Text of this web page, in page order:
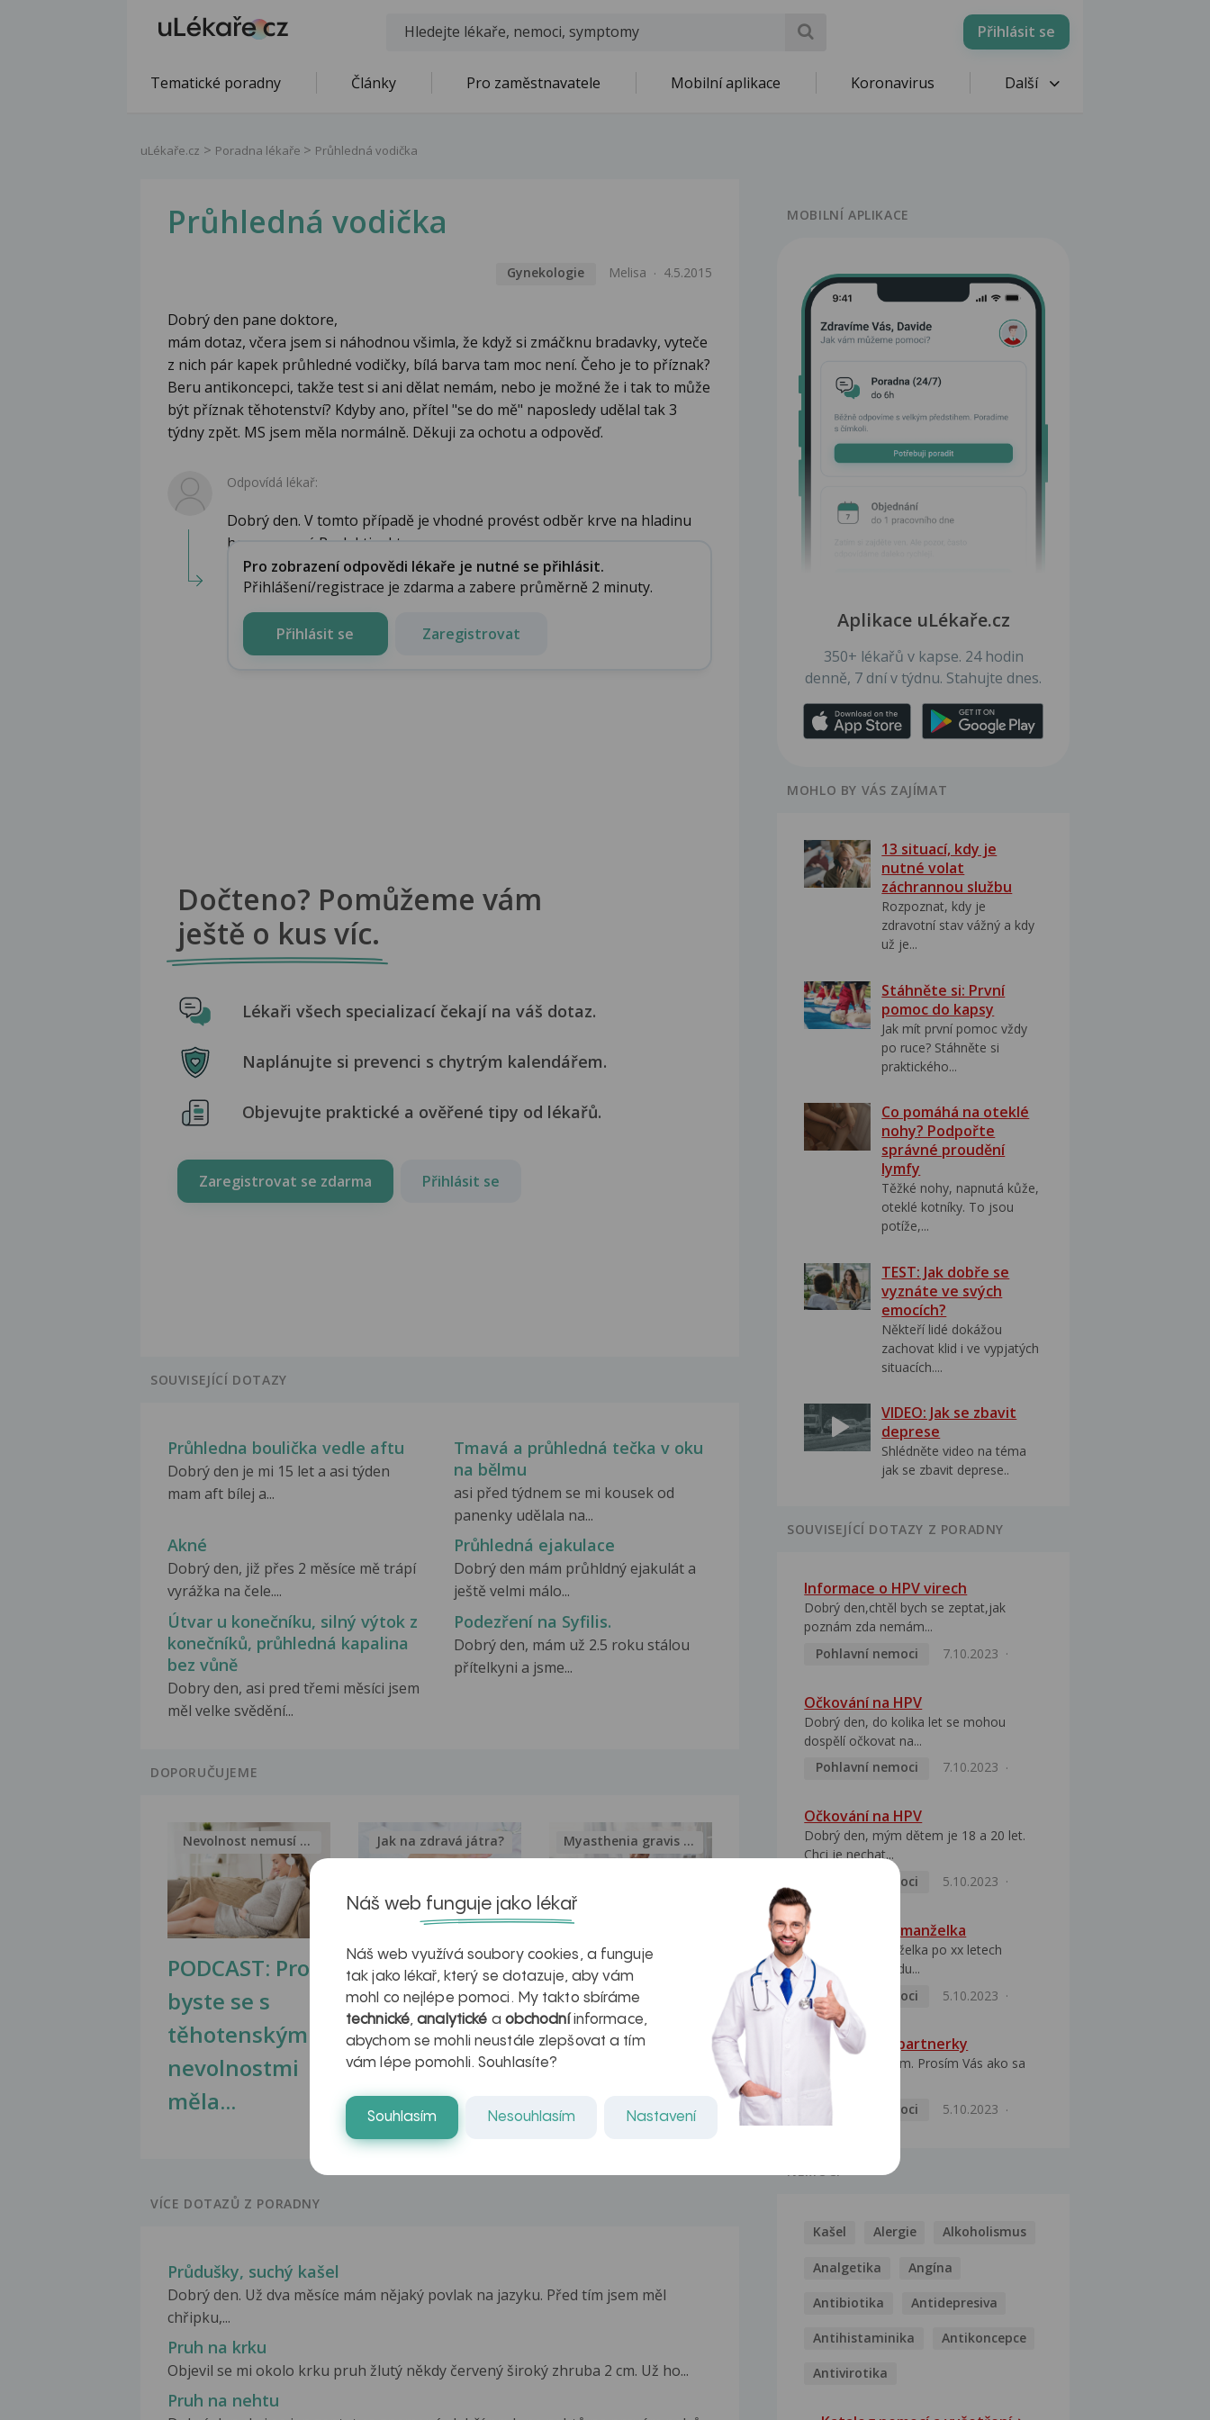
Přihlásit se
Tematické poradny Články Pro zaměstnavatele Mobilní aplikace Koronavirus Další
uLékaře.cz Poradna lékaře Průhledná vodička
Průhledná vodička
Gynekologie Melisa 4.5.2015
Dobrý den pane doktore,
mám dotaz, včera jsem si náhodnou všimla, že když si zmáčknu bradavky, vyteče
z nich pár kapek průhledné vodičky, bílá barva tam moc není. Čeho je to příznak?
Beru antikoncepci, takže test si ani dělat nemám, nebo je možné že i tak to může
být příznak těhotenství? Kdyby ano, přítel "se do mě" naposledy udělal tak 3
týdny zpět. MS jsem měla normálně. Děkuji za ochotu a odpověď.
Odpovídá lékař:
Dobrý den. V tomto případě je vhodné provést odběr krve na hladinu
hormu zvaný Prolaktin, kt...
Pro zobrazení odpovědi lékaře je nutné se přihlásit.
Přihlášení/registrace je zdarma a zabere průměrně 2 minuty.
Přihlásit se Zaregistrovat
Dočteno? Pomůžeme vám
ještě o kus víc.
Lékaři všech specializací čekají na váš dotaz.
Naplánujte si prevenci s chytrým kalendářem.
Objevujte praktické a ověřené tipy od lékařů.
Zaregistrovat se zdarma Přihlásit se
SOUVISEJÍCÍ DOTAZY
Průhledna boulička vedle aftu
Dobrý den je mi 15 let a asi týden
mam aft bílej a...
Tmavá a průhledná tečka v oku
na bělmu
asi před týdnem se mi kousek od
panenky udělala na...
Akné
Dobrý den, již přes 2 měsíce mě trápí
vyrážka na čele....
Průhledná ejakulace
Dobrý den mám průhldný ejakulát a
ještě velmi málo...
Útvar u konečníku, silný výtok z
konečníků, průhledná kapalina
bez vůně
Dobry den, asi pred třemi měsíci jsem
měl velke svědění...
Podezření na Syfilis.
Dobrý den, mám už 2.5 roku stálou
přítelkyni a jsme...
DOPORUČUJEME
PODCAST: Proč
byste se s
těhotenskými
nevolnostmi
měla...
Nevolnost nemusí být nutnou...
Ztukovatění
jater v datech a
obrazech
Jak na zdravá játra?
Inovativní
léčba
myastenie –
naděje pro ty,
Myasthenia gravis – vše, co...
VÍCE DOTAZŮ Z PORADNY
Průdušky, suchý kašel
Dobrý den. Už dva měsíce mám nějaký povlak na jazyku. Před tím jsem měl
chřipku,...
Pruh na krku
Objevil se mi okolo krku pruh žlutý někdy červený široký zhruba 2 cm. Už ho...
Pruh na nehtu
MOBILNÍ APLIKACE
Aplikace uLékaře.cz
350+ lékařů v kapse. 24 hodin
denně, 7 dní v týdnu. Stahujte dnes.
MOHLO BY VÁS ZAJÍMAT
13 situací, kdy je
nutné volat
záchrannou službu
Rozpoznat, kdy je
zdravotní stav vážný a kdy
už je...
Stáhněte si: První
pomoc do kapsy
Jak mít první pomoc vždy
po ruce? Stáhněte si
praktického...
Co pomáhá na oteklé
nohy? Podpořte
správné proudění
lymfy
Těžké nohy, napnutá kůže,
oteklé kotníky. To jsou
potíže,...
TEST: Jak dobře se
vyznáte ve svých
emocích?
Někteří lidé dokážou
zachovat klid i ve vypjatých
situacích....
VIDEO: Jak se zbavit
deprese
Shlédněte video na téma
jak se zbavit deprese..
SOUVISEJÍCÍ DOTAZY Z PORADNY
Informace o HPV virech
Dobrý den,chtěl bych se zeptat,jak
poznám zda nemám...
Pohlavní nemoci
7.10.2023
Očkování na HPV
Dobrý den, do kolika let se mohou
dospělí očkovat na...
Pohlavní nemoci
7.10.2023
Očkování na HPV
Dobrý den, mým dětem je 18 a 20 let.
Chci je nechat...
Pohlavní nemoci
5.10.2023
HPV pozitivní manželka
Dobrý den, manželka po xx letech
přivezla z Východu...
Pohlavní nemoci
5.10.2023
HPV typ 52 u partnerky
Dobrý deň prajem. Prosím Vás ako sa
Pohlavní nemoci
5.10.2023
NEMOCI
Kašel Alergie Alkoholismus
Analgetika Angína
Antibiotika Antidepresiva
Antihistaminika Antikoncepce
Antivirotika
Náš web funguje jako lékař
Náš web využívá soubory cookies, a funguje
tak jako lékař, který se dotazuje, aby vám
mohl co nejlépe pomoci. My takto sbíráme
technické,analytické a obchodníinformace,
abychom se mohli neustále zlepšovat a tím
vám lépe pomohli. Souhlasíte?
Souhlasím Nesouhlasím Nastavení